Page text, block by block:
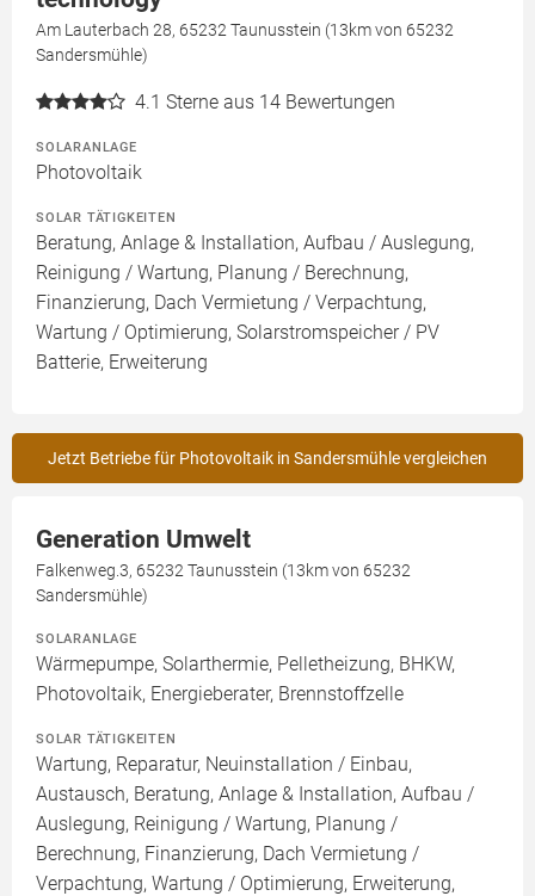
Am Lauterbach 28, 65232 Taunusstein (13km von 65232
Sandersmühle)
4.1 Sterne aus 14 Bewertungen
SOLARANLAGE
Photovoltaik
SOLAR TÄTIGKEITEN
Beratung, Anlage & Installation, Aufbau / Auslegung,
Reinigung / Wartung, Planung / Berechnung,
Finanzierung, Dach Vermietung / Verpachtung,
Wartung / Optimierung, Solarstromspeicher / PV
Batterie, Erweiterung
Jetzt Betriebe für Photovoltaik in Sandersmühle vergleichen
Generation Umwelt
Falkenweg.3, 65232 Taunusstein (13km von 65232
Sandersmühle)
SOLARANLAGE
Wärmepumpe, Solarthermie, Pelletheizung, BHKW,
Photovoltaik, Energieberater, Brennstoffzelle
SOLAR TÄTIGKEITEN
Wartung, Reparatur, Neuinstallation / Einbau,
Austausch, Beratung, Anlage & Installation, Aufbau /
Auslegung, Reinigung / Wartung, Planung /
Berechnung, Finanzierung, Dach Vermietung /
Verpachtung, Wartung / Optimierung, Erweiterung,